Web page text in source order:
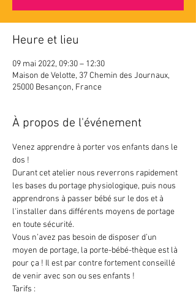
Heure et lieu
09 mai 2022, 09:30 – 12:30
Maison de Velotte, 37 Chemin des Journaux,
25000 Besançon, France
À propos de l'événement
Venez apprendre à porter vos enfants dans le
dos !
Durant cet atelier nous reverrons rapidement
les bases du portage physiologique, puis nous
apprendrons à passer bébé sur le dos et à
l'installer dans différents moyens de portage
en toute sécurité.
Vous n’avez pas besoin de disposer d’un
moyen de portage, la porte-bébé-thèque est là
pour ça ! Il est par contre fortement conseillé
de venir avec son ou ses enfants !
Tarifs :